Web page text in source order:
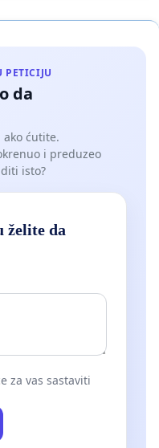
PETICIJU
da
ako ćutite.
i preduzeo
isto?
želite da
za vas sastaviti